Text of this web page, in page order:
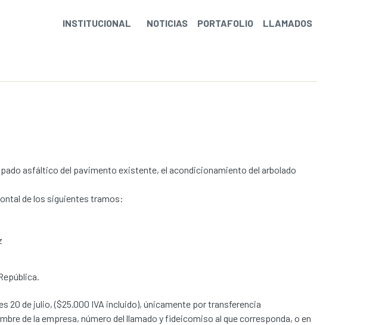
INSTITUCIONAL
NOTICIAS PORTAFOLIO LLAMADOS
asfáltico del pavimento existente, el acondicionamiento del arbolado
de los siguientes tramos:
20 de julio, ($25.000 IVA incluido), únicamente por transferencia
de la empresa, número del llamado y fideicomiso al que corresponda, o en